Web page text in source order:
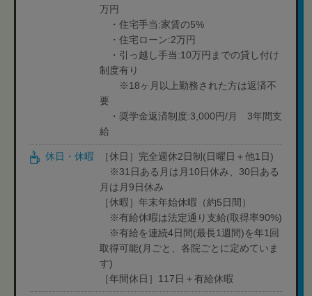
万円
・住宅手当:家賃の5%
・住宅ローン:2万円
・引っ越し手当:10万円までの貸し付け
制度有り
※18ヶ月以上勤務された方は返済不
要
・奨学金返済制度:3,000円/月 3年間支
給
休日・休暇
［休日］完全週休2日制(日曜日＋他1日)
※31日ある月は月10日休み、30日ある
月は月9日休み
［休暇］年末年始休暇（約5日間）
※有給休暇は法定通り支給(取得率90%)
※有給を連続4日間(最長1週間)を年1回
取得可能(月ごと、各院ごとに定めていま
す)
［年間休日］117日＋有給休暇